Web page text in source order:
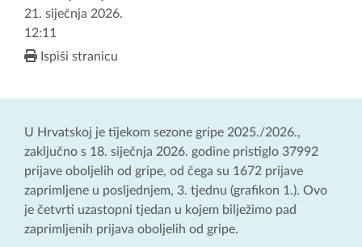
21. siječnja 2026.
12:11
Ispiši stranicu
U Hrvatskoj je tijekom sezone gripe 2025./2026.,
zaključno s 18. siječnja 2026. godine pristiglo 37992
prijave oboljelih od gripe, od čega su 1672 prijave
zaprimljene u posljednjem, 3. tjednu (grafikon 1.). Ovo
je četvrti uzastopni tjedan u kojem bilježimo pad
zaprimljenih prijava oboljelih od gripe.